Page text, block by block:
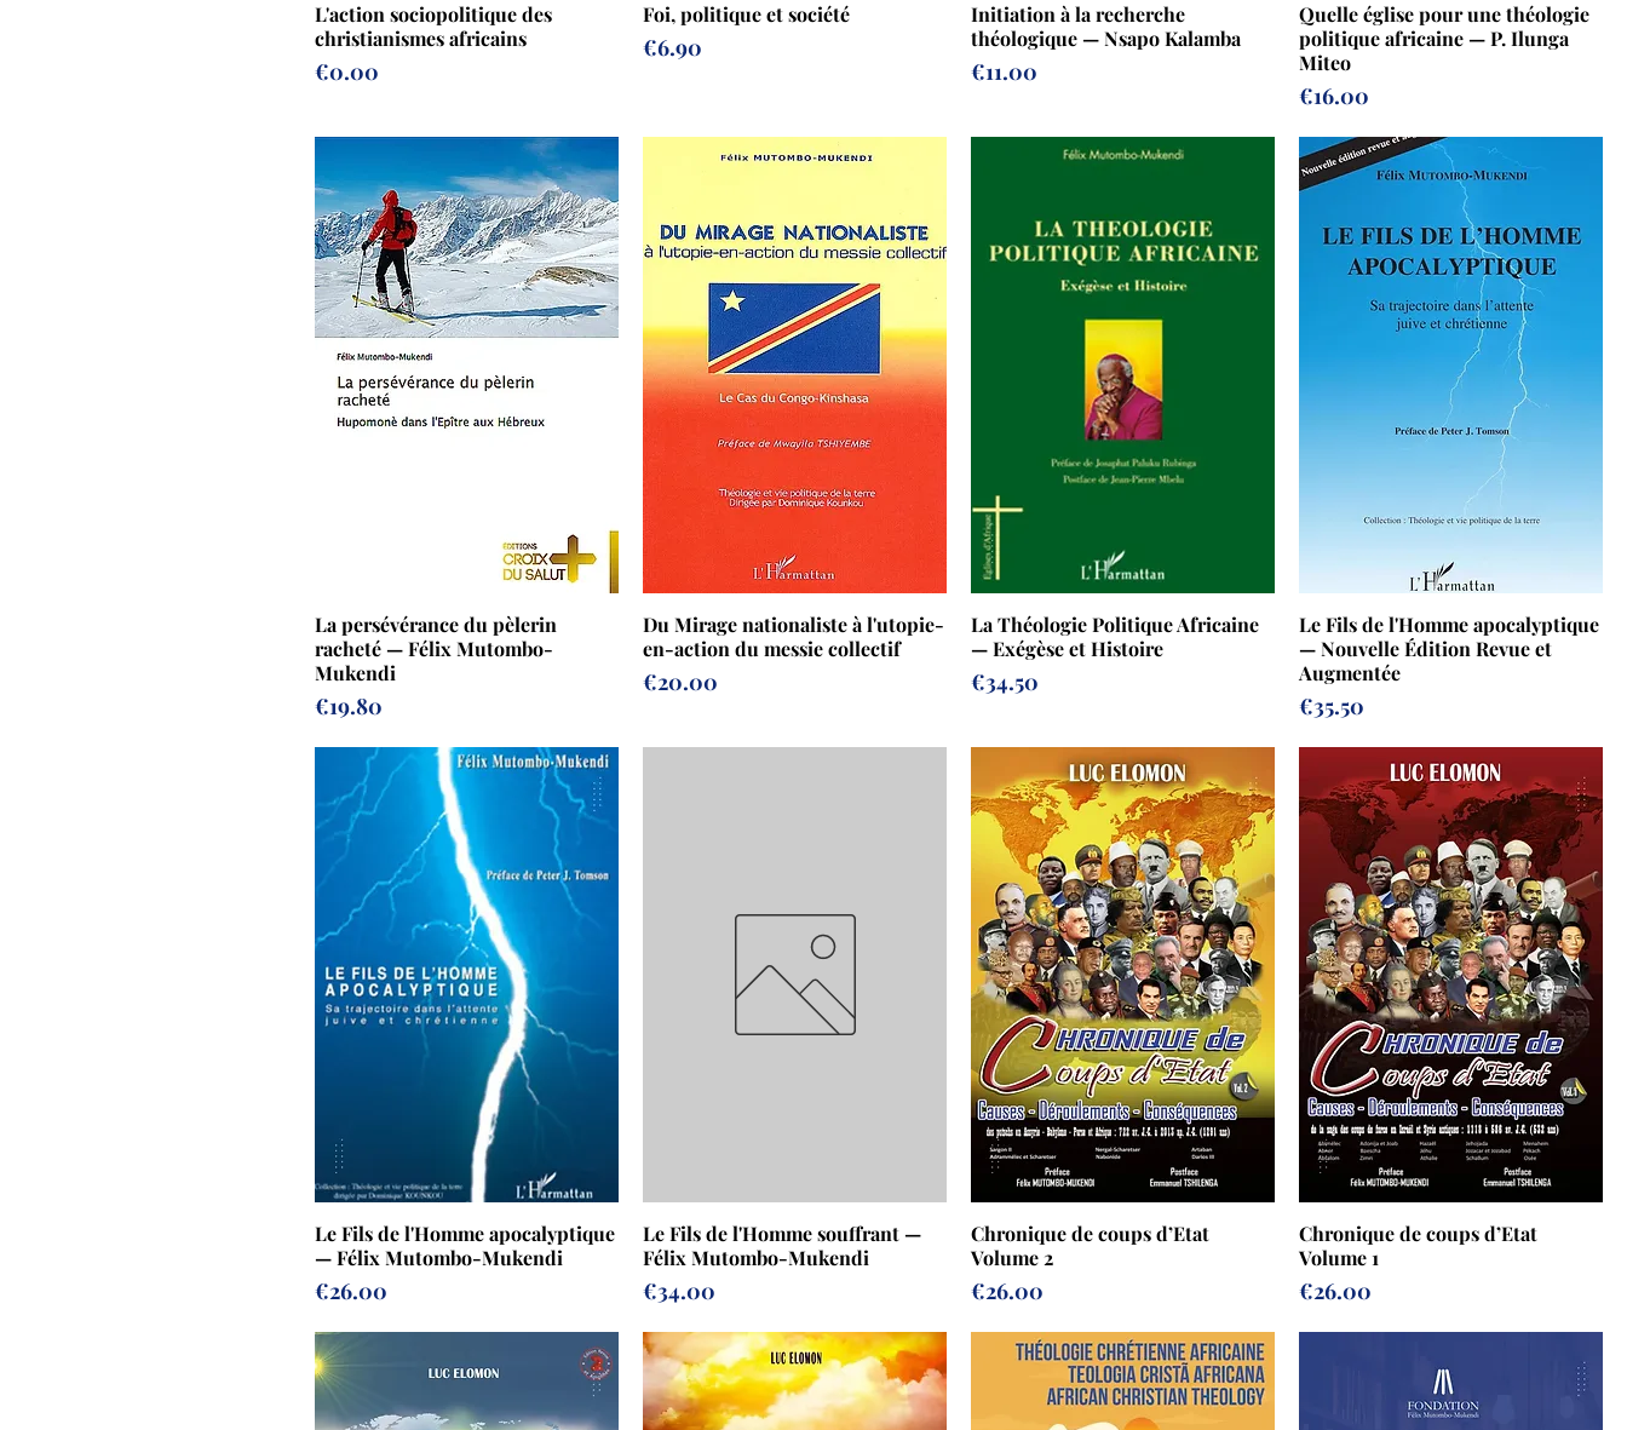
L'action sociopolitique des
christianismes africains
Prix
€0.00
Foi, politique et société
Prix
€6.90
Initiation à la recherche
théologique — Nsapo Kalamba
Prix
€11.00
Quelle église pour une théologie
politique africaine — P. Ilunga
Miteo
Prix
€16.00
La persévérance du pèlerin
racheté — Félix Mutombo-
Mukendi
Prix
€19.80
Du Mirage nationaliste à l'utopie-
en-action du messie collectif
Prix
€20.00
La Théologie Politique Africaine
— Exégèse et Histoire
Prix
€34.50
Le Fils de l'Homme apocalyptique
— Nouvelle Édition Revue et
Augmentée
Prix
€35.50
Le Fils de l'Homme apocalyptique
— Félix Mutombo-Mukendi
Prix
€26.00
Le Fils de l'Homme souffrant —
Félix Mutombo-Mukendi
Prix
€34.00
Chronique de coups d’Etat
Volume 2
Prix
€26.00
Chronique de coups d’Etat
Volume 1
Prix
€26.00